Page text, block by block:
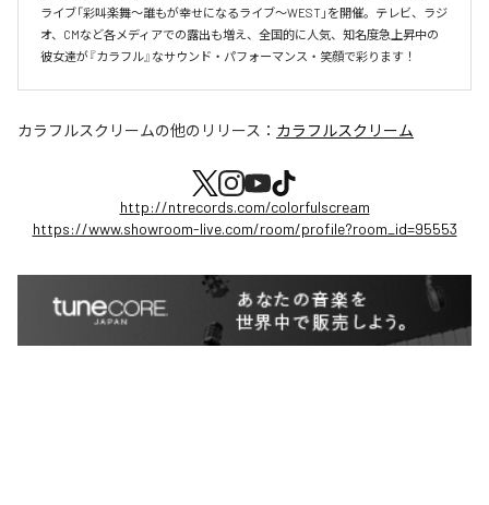
ライブ「彩叫楽舞〜誰もが幸せになるライブ〜WEST」を開催。テレビ、ラジ
オ、CMなど各メディアでの露出も増え、全国的に人気、知名度急上昇中の
彼女達が『カラフル』なサウンド・パフォーマンス・笑顔で彩ります！
カラフルスクリームの他のリリース： カラフルスクリーム
http://ntrecords.com/colorfulscream
https://www.showroom-live.com/room/profile?room_id=95553